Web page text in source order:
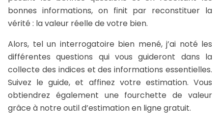
bonnes informations, on finit par reconstituer la
vérité : la valeur réelle de votre bien.
Alors, tel un interrogatoire bien mené, j’ai noté les
différentes questions qui vous guideront dans la
collecte des indices et des informations essentielles.
Suivez le guide, et affinez votre estimation. Vous
obtiendrez également une fourchette de valeur
grâce à notre outil d’estimation en ligne gratuit.